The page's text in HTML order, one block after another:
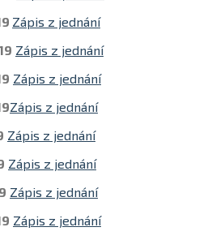
Zápis z jednání
Zápis z jednání
Zápis z jednání
Zápis z jednání
Zápis z jednání
Zápis z jednání
Zápis z jednání
Zápis z jednání